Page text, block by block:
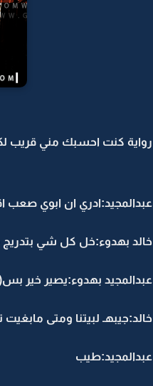
رواية كنت احسبك مني قريب
عبدالمجيد:ادري ان ابوي صعب
خالد بهدوء:خل كل شي
عبدالمجيد بهدوء:يصير خير
خالد:جيبهـ لبيتنا ومتى
عبدالمجيد:طيب